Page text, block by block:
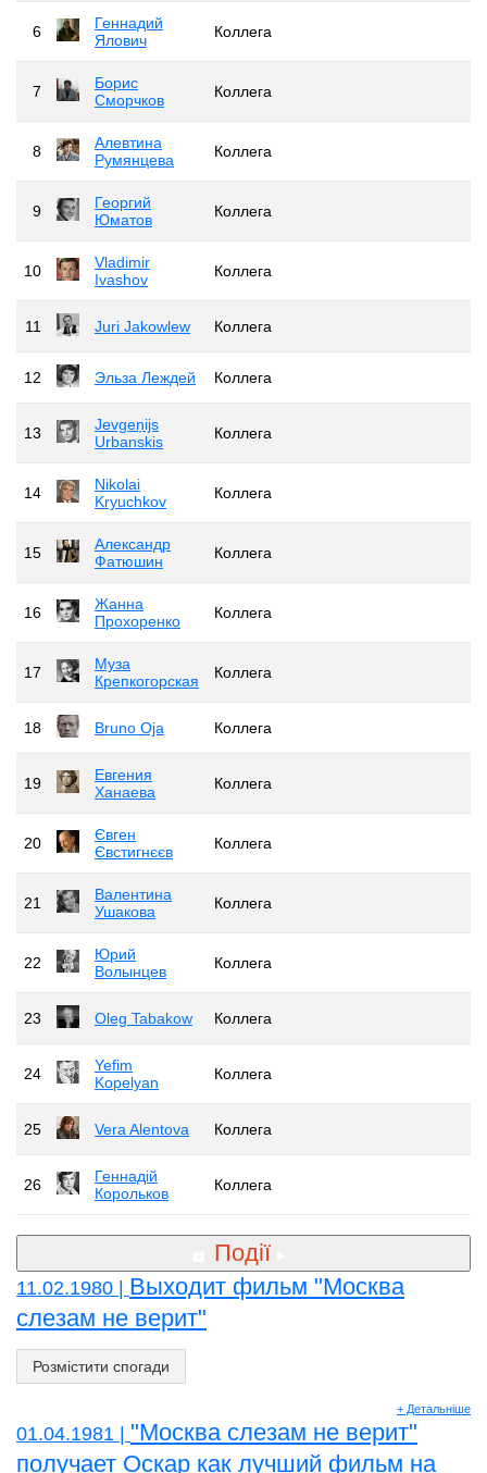
6
Геннадий
Ялович
Коллега
7
Борис
Сморчков
Коллега
8
Алевтина
Румянцева
Коллега
9
Георгий
Юматов
Коллега
10
Vladimir
Ivashov
Коллега
11 Juri Jakowlew Коллега
12 Эльза Леждей Коллега
13
Jevgeņijs
Urbanskis
Коллега
14
Nikolai
Kryuchkov
Коллега
15
Александр
Фатюшин
Коллега
16
Жанна
Прохоренко
Коллега
17
Муза
Крепкогорская
Коллега
18 Bruno Oja Коллега
19
Евгения
Ханаева
Коллега
20
Євген
Євстигнєєв
Коллега
21
Валентина
Ушакова
Коллега
22
Юрий
Волынцев
Коллега
23 Oleg Tabakow Коллега
24
Yefim
Kopelyan
Коллега
25 Vera Alentova Коллега
26
Геннадій
Корольков
Коллега
Події
11.02.1980 | Выходит фильм "Москва
слезам не верит"
Розмістити спогади
+ Детальніше
01.04.1981 | "Москва слезам не верит"
получает Оскар как лучший фильм на